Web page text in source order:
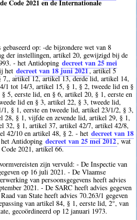
Code 2021 en de Internationale
op: -de bijzondere wet van 8
der instellingen, artikel 20, gewijzigd bij de
- het Antidoping decreet van 25 mei
het decreet van 18 juni 2021, artikel 5
artikel 12, artikel 13, derde lid, artikel 14,
1 tot 14/3, artikel 15, § 1, § 2, tweede lid en §
5, eerste lid, en § 6, artikel 20, § 1, eerste en
lid en § 3, artikel 22, § 3, tweede lid,
§ 1, eerste en tweede lid, artikel 23/1/2, § 3,
28, § 1, vijfde en zevende lid, artikel 29, § 1,
32, § 1, artikel 37, artikel 42/7, artikel 42/8,
42/10 en artikel 48, § 2. - het decreet van 18
Antidoping decreet van 25 mei 2012, wat
Code 2021, artikel 66.
zijn vervuld: - De Inspectie van
op 16 juli 2021. - De Vlaamse
van persoonsgegevens heeft advies
2021. - De SARC heeft advies gegeven
van State heeft advies 70.263/1 gegeven
van artikel 84, § 1, eerste lid, 2°, van
gecoördineerd op 12 januari 1973.